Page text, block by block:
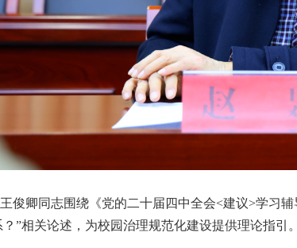
卿同志围绕《党的二十届四中全会<建议>学习辅
”相关论述，为校园治理规范化建设提供理论指引。